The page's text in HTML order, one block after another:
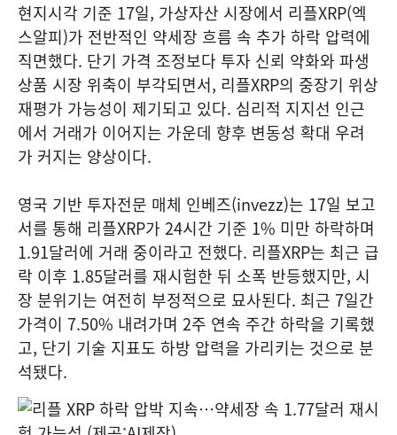
현지시각 기준 17일, 가상자산 시장에서 리플XRP(엑
스알피)가 전반적인 약세장 흐름 속 추가 하락 압력에
직면했다. 단기 가격 조정보다 투자 신뢰 약화와 파생
상품 시장 위축이 부각되면서, 리플XRP의 중장기 위상
재평가 가능성이 제기되고 있다. 심리적 지지선 인근
에서 거래가 이어지는 가운데 향후 변동성 확대 우려
가 커지는 양상이다.
영국 기반 투자전문 매체 인베즈(invezz)는 17일 보고
서를 통해 리플XRP가 24시간 기준 1% 미만 하락하며
1.91달러에 거래 중이라고 전했다. 리플XRP는 최근 급
락 이후 1.85달러를 재시험한 뒤 소폭 반등했지만, 시
장 분위기는 여전히 부정적으로 묘사된다. 최근 7일간
가격이 7.50% 내려가며 2주 연속 주간 하락을 기록했
고, 단기 기술 지표도 하방 압력을 가리키는 것으로 분
석됐다.